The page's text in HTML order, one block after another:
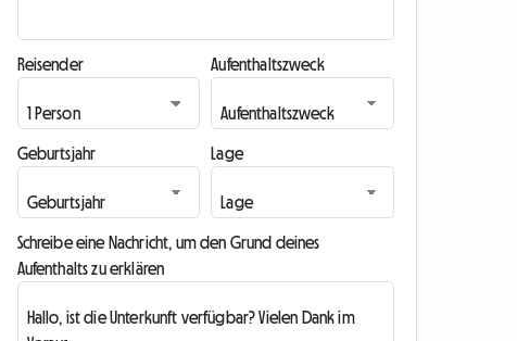
Reisender Aufenthaltszweck
Geburtsjahr Lage
Schreibe eine Nachricht, um den Grund deines
Aufenthalts zu erklären